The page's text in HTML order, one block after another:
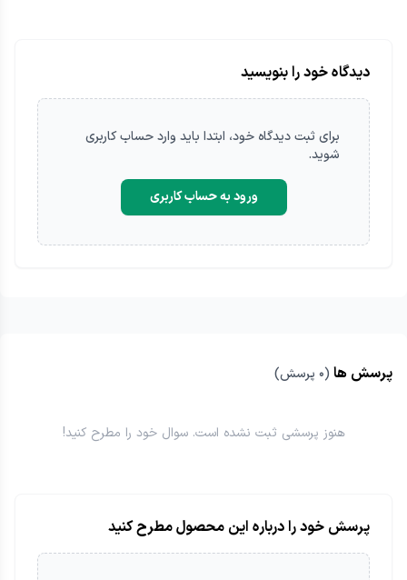
دیدگاه خود را بنویسید
برای ثبتدیدگاه خود، ابتدا باید وارد حساب کاربری
شوید.
ورود به حساب کاربری
پرسش ها (۰ پرسش)
هنوز پرسشی ثبت نشده است. سوال خود را مطرح کنید!
پرسش خود را درباره این محصول مطرح کنید